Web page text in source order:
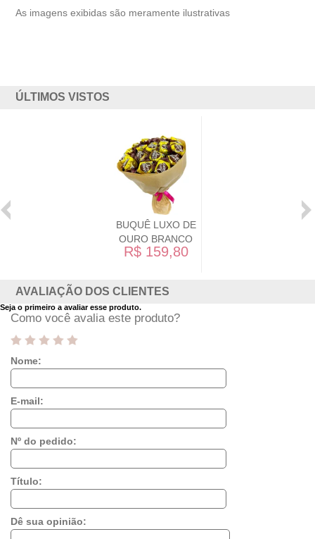
As imagens exibidas são meramente ilustrativas
ÚLTIMOS VISTOS
BUQUÊ LUXO DE
OURO BRANCO
R$ 159,80
AVALIAÇÃO DOS CLIENTES
Seja o primeiro a avaliar esse produto.
Como você avalia este produto?
Nome:
E-mail:
Nº do pedido:
Título:
Dê sua opinião: